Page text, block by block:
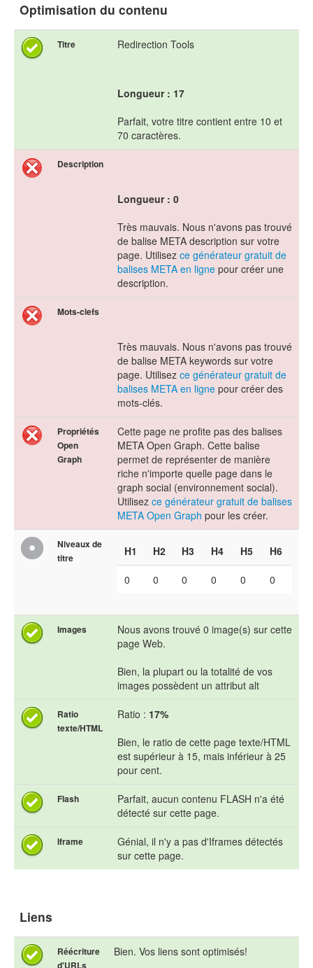
Optimisation du contenu
Titre Redirection Tools
Longueur : 17
Parfait, votre titre contient entre 10 et
70 caractères.
Description
Longueur : 0
Très mauvais. Nous n'avons pas trouvé
de balise META description sur votre
page. Utilisez ce générateur gratuit de
balises META en ligne pour créer une
description.
Mots-clefs
Très mauvais. Nous n'avons pas trouvé
de balise META keywords sur votre
page. Utilisez ce générateur gratuit de
balises META en ligne pour créer des
mots-clés.
Propriétés
Open
Graph
Cette page ne profite pas des balises
META Open Graph. Cette balise
permet de représenter de manière
riche n'importe quelle page dans le
graph social (environnement social).
Utilisez ce générateur gratuit de balises
META Open Graph pour les créer.
Niveaux de
titre
H1 H2 H3 H4 H5 H6
0 0 0 0 0 0
Images
Nous avons trouvé 0 image(s) sur cette
page Web.
Bien, la plupart ou la totalité de vos
images possèdent un attribut alt
Ratio
texte/HTML
Ratio : 17%
Bien, le ratio de cette page texte/HTML
est supérieur à 15, mais inférieur à 25
pour cent.
Flash
Parfait, aucun contenu FLASH n'a été
détecté sur cette page.
Iframe
Génial, il n'y a pas d'Iframes détectés
sur cette page.
Liens
Réécriture
d'URLs
Bien. Vos liens sont optimisés!